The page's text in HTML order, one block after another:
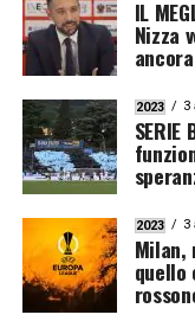
IL
Nizza
2023 3
2023 3
Milan,
quello